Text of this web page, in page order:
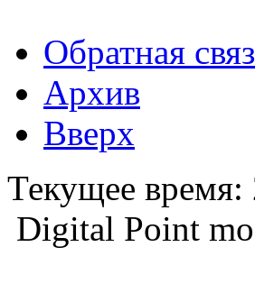
Обратная
Архив
Вверх
Текущее время:
Digital Point